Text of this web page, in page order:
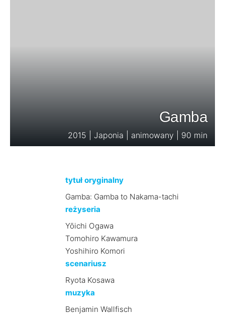
Gamba
2015 | Japonia | animowany | 90 min
tytuł oryginalny
Gamba: Gamba to Nakama-tachi
reżyseria
Yōichi Ogawa
Tomohiro Kawamura
Yoshihiro Komori
scenariusz
Ryota Kosawa
muzyka
Benjamin Wallfisch